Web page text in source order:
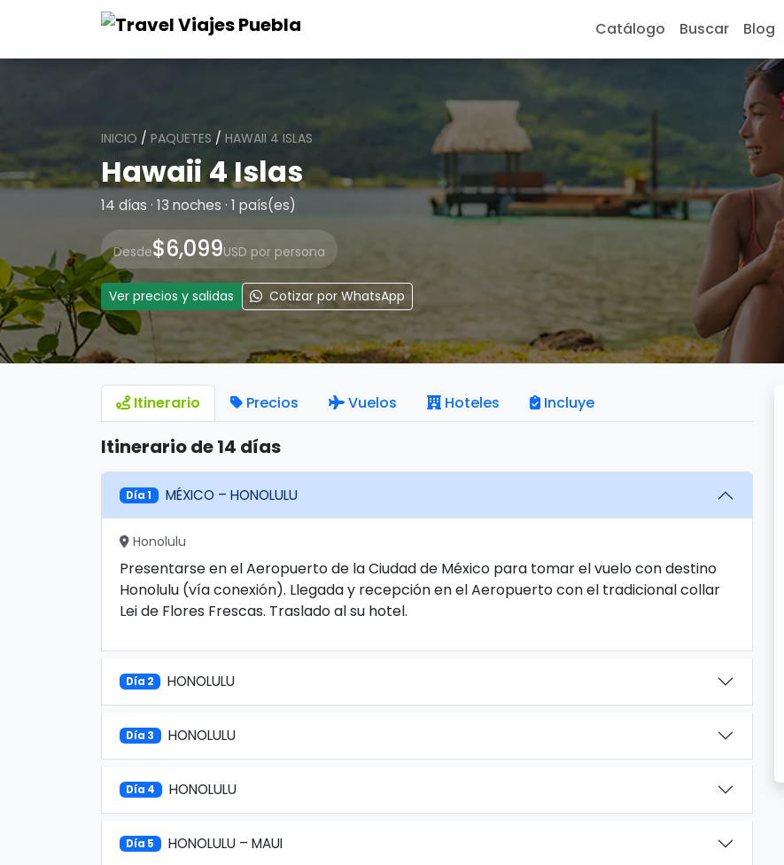
Catálogo Buscar Blog
INICIO / PAQUETES / HAWAII 4 ISLAS
Hawaii 4 Islas
14 días · 13 noches · 1 país(es)
Desde$6,099USD por persona
Ver precios y salidas Cotizar por WhatsApp
Itinerario Precios Vuelos Hoteles Incluye
Itinerario de 14 días
Día 1 MÉXICO – HONOLULU
Honolulu
Presentarse en el Aeropuerto de la Ciudad de México para tomar el vuelo con destino
Honolulu (vía conexión). Llegada y recepción en el Aeropuerto con el tradicional collar
Lei de Flores Frescas. Traslado al su hotel.
Día 2 HONOLULU
Día 3 HONOLULU
Día 4 HONOLULU
Día 5 HONOLULU – MAUI